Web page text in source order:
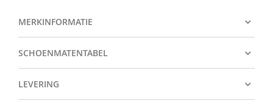
MERKINFORMATIE
SCHOENMATENTABEL
LEVERING